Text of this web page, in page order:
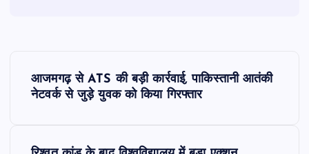
आजमगढ़ से ATS की बड़ी कार्रवाई, पाकिस्तानी आतंकी
नेटवर्क से जुड़े युवक को किया गिरफ्तार